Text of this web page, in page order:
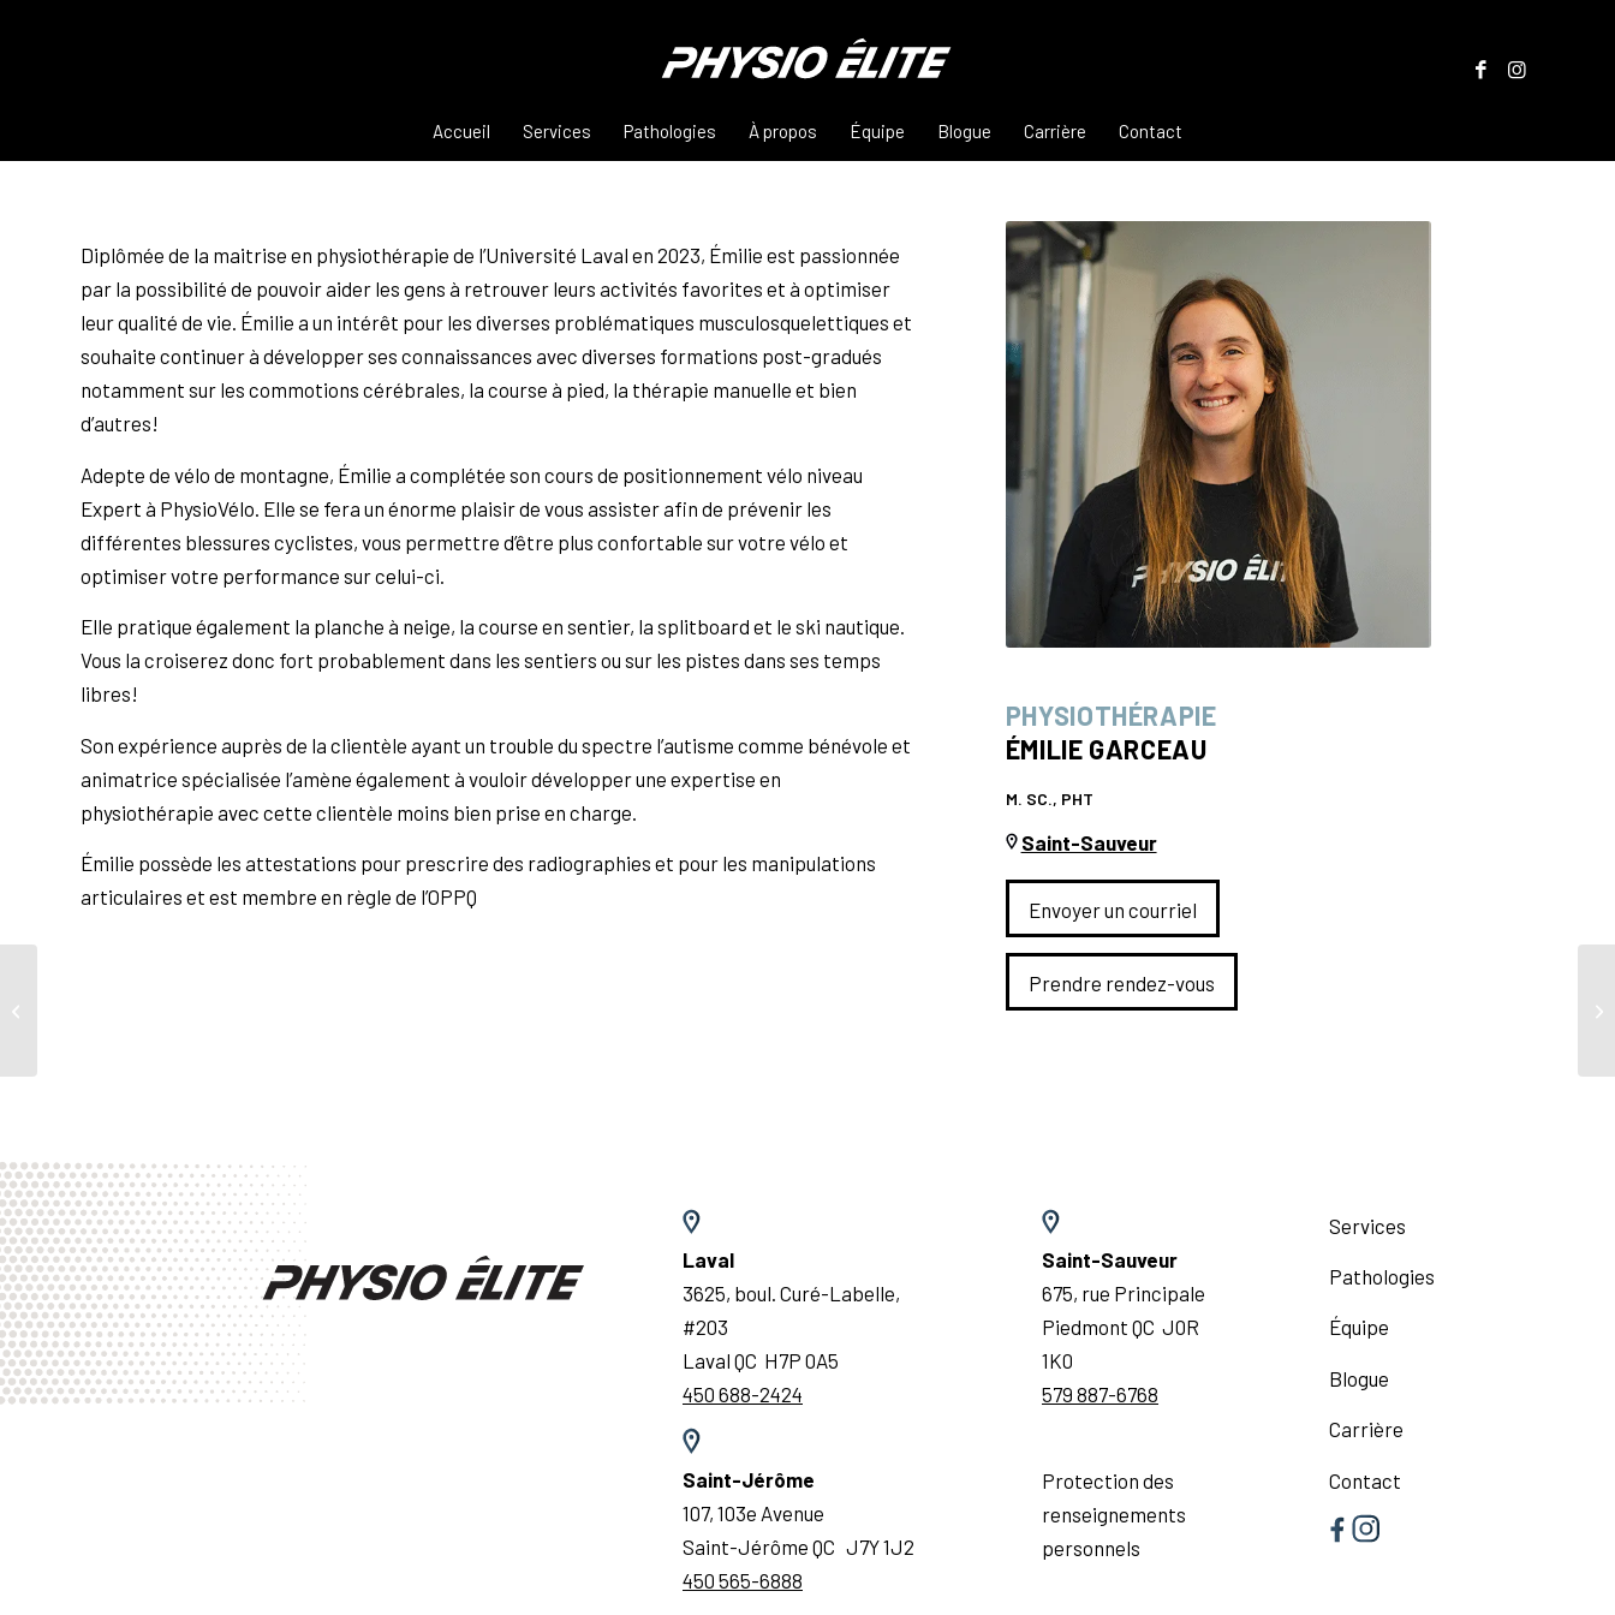
Accueil Services Pathologies À propos Équipe Blogue Carrière Contact
Diplômée de la maitrise en physiothérapie de l’Université Laval en 2023, Émilie est passionnée
par la possibilité de pouvoir aider les gens à retrouver leurs activités favorites et à optimiser
leur qualité de vie. Émilie a un intérêt pour les diverses problématiques musculosquelettiques et
souhaite continuer à développer ses connaissances avec diverses formations post-gradués
notamment sur les commotions cérébrales, la course à pied, la thérapie manuelle et bien
d’autres!
Adepte de vélo de montagne, Émilie a complétée son cours de positionnement vélo niveau
Expert à PhysioVélo. Elle se fera un énorme plaisir de vous assister afin de prévenir les
différentes blessures cyclistes, vous permettre d’être plus confortable sur votre vélo et
optimiser votre performance sur celui-ci.
Elle pratique également la planche à neige, la course en sentier, la splitboard et le ski nautique.
Vous la croiserez donc fort probablement dans les sentiers ou sur les pistes dans ses temps
libres!
Son expérience auprès de la clientèle ayant un trouble du spectre l’autisme comme bénévole et
animatrice spécialisée l’amène également à vouloir développer une expertise en
physiothérapie avec cette clientèle moins bien prise en charge.
Émilie possède les attestations pour prescrire des radiographies et pour les manipulations
articulaires et est membre en règle de l’OPPQ
PHYSIOTHÉRAPIE
ÉMILIE GARCEAU
M. SC., PHT
Saint-Sauveur
Envoyer un courriel
Prendre rendez-vous
Laval
3625, boul. Curé-Labelle,
#203
Laval QC H7P 0A5
450 688-2424
Saint-Jérôme
107, 103e Avenue
Saint-Jérôme QC J7Y 1J2
450 565-6888
Saint-Sauveur
675, rue Principale
Piedmont QC J0R
1K0
579 887-6768
Protection des
renseignements
personnels
Services
Pathologies
Équipe
Blogue
Carrière
Contact